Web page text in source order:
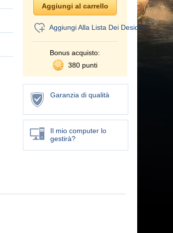
Aggiungi Alla Lista Dei Desideri
Bonus acquisto:
380 punti
Garanzia di qualità
Il mio computer lo
gestirà?